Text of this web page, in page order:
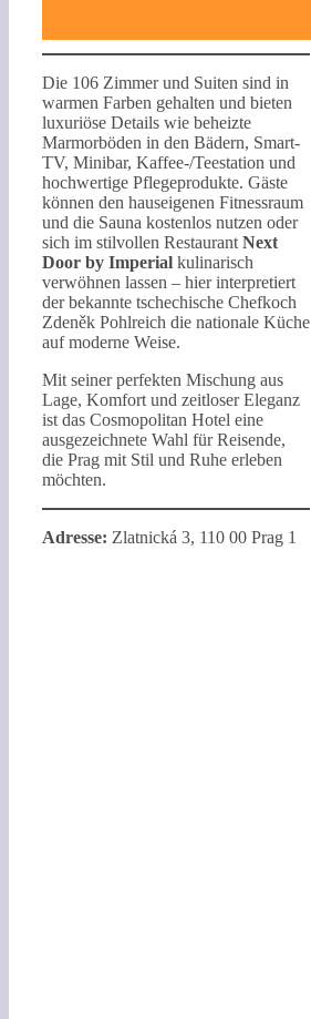
Die 106 Zimmer und Suiten sind in
warmen Farben gehalten und bieten
luxuriöse Details wie beheizte
Marmorböden in den Bädern, Smart-
TV, Minibar, Kaffee-/Teestation und
hochwertige Pflegeprodukte. Gäste
können den hauseigenen Fitnessraum
und die Sauna kostenlos nutzen oder
sich im stilvollen Restaurant Next
Door by Imperial kulinarisch
verwöhnen lassen – hier interpretiert
der bekannte tschechische Chefkoch
Zdeněk Pohlreich die nationale Küche
auf moderne Weise.
Mit seiner perfekten Mischung aus
Lage, Komfort und zeitloser Eleganz
ist das Cosmopolitan Hotel eine
ausgezeichnete Wahl für Reisende,
die Prag mit Stil und Ruhe erleben
möchten.
Adresse: Zlatnická 3, 110 00 Prag 1